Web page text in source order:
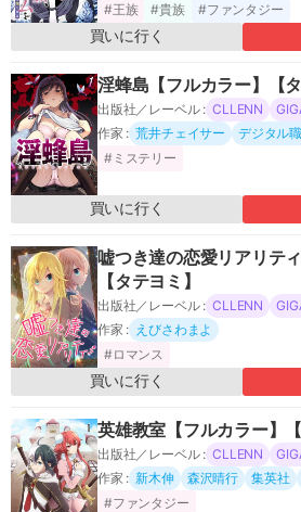
#王族
#貴族 #ファンタジー
買いに行く
淫蜂島【フルカラー】【タ
出版社／レーベル : CLLENN
作家 : 荒井チェイサー
デジタル
#ミステリー
買いに行く
嘘つき達の恋愛リアリテ
【タテヨミ】
出版社／レーベル : CLLENN
作家 : えびさわまよ
#ロマンス
買いに行く
英雄教室【フルカラー】【
出版社／レーベル : CLLENN
作家 : 新木伸 森沢晴行 集英社
#ファンタジー